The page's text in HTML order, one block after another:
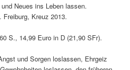
Neues ins Leben lassen.
Freiburg, Kreuz 2013.
S., 14,99 Euro in D (21,90 SFr).
und Sorgen loslassen, Ehrgeiz